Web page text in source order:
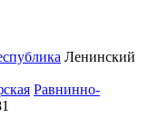
Ленинский
Равнинно-